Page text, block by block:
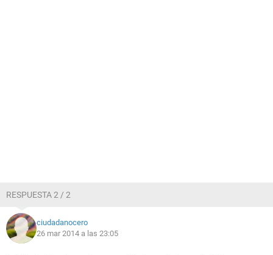
RESPUESTA 2 / 2
ciudadanocero
26 mar 2014 a las 23:05